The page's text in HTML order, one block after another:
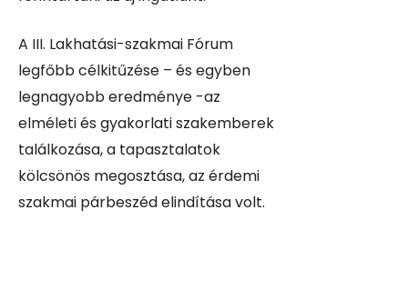
A III. Lakhatási-szakmai Fórum
legfőbb célkitűzése – és egyben
legnagyobb eredménye -az
elméleti és gyakorlati szakemberek
találkozása, a tapasztalatok
kölcsönös megosztása, az érdemi
szakmai párbeszéd elindítása volt.